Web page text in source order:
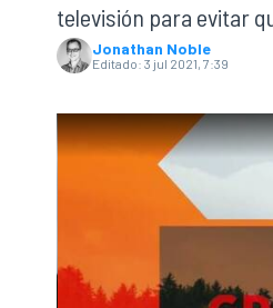
televisión para evitar
Jonathan Noble
Editado: 3 jul 2021, 7:39